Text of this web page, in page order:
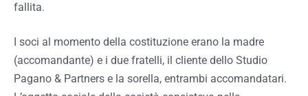
fallita.
I soci al momento della costituzione erano la madre
(accomandante) e i due fratelli, il cliente dello Studio
Pagano & Partners e la sorella, entrambi accomandatari.